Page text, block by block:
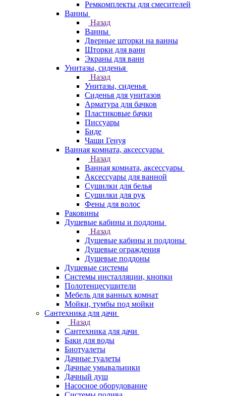
Ремкомплекты для смесителей
Ванны
Назад
Ванны
Дверные шторки на ванны
Шторки для ванн
Экраны для ванн
Унитазы, сиденья
Назад
Унитазы, сиденья
Сиденья для унитазов
Арматура для бачков
Пластиковые бачки
Писсуары
Биде
Чаши Генуя
Ванная комната, аксессуары
Назад
Ванная комната, аксессуары
Аксессуары для ванной
Сушилки для белья
Сушилки для рук
Фены для волос
Раковины
Душевые кабины и поддоны
Назад
Душевые кабины и поддоны
Душевые ограждения
Душевые поддоны
Душевые системы
Системы инсталляции, кнопки
Полотенцесушители
Мебель для ванных комнат
Мойки, тумбы под мойки
Сантехника для дачи
Назад
Сантехника для дачи
Баки для воды
Биотуалеты
Дачные туалеты
Дачные умывальники
Дачный душ
Насосное оборудование